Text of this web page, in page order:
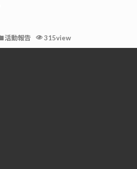
活動報告 315view